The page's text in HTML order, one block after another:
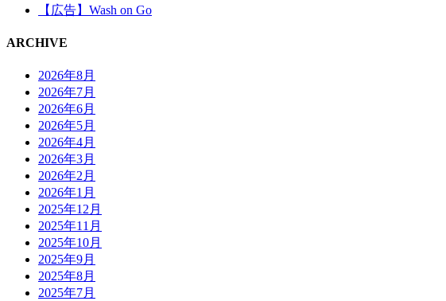
【広告】Wash on Go
ARCHIVE
2026年8月
2026年7月
2026年6月
2026年5月
2026年4月
2026年3月
2026年2月
2026年1月
2025年12月
2025年11月
2025年10月
2025年9月
2025年8月
2025年7月